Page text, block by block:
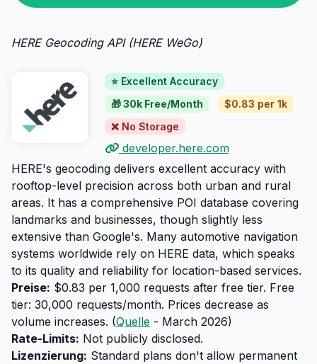
HERE Geocoding API (HERE WeGo)
⭐ Excellent Accuracy
🎁 30k Free/Month
$0.83 per 1k
❌ No Storage
developer.here.com
HERE's geocoding delivers excellent accuracy with
rooftop-level precision across both urban and rural
areas. It has a comprehensive POI database covering
landmarks and businesses, though slightly less
extensive than Google's. Many automotive navigation
systems worldwide rely on HERE data, which speaks
to its quality and reliability for location-based services.
Preise: $0.83 per 1,000 requests after free tier. Free
tier: 30,000 requests/month. Prices decrease as
volume increases. (Quelle - March 2026)
Rate-Limits: Not publicly disclosed.
Lizenzierung: Standard plans don't allow permanent